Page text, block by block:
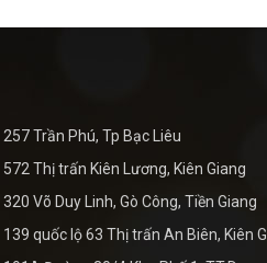
257 Trần Phú, Tp Bạc Liêu
572 Thị trấn Kiên Lương, Kiên Giang
320 Võ Duy Linh, Gò Công, Tiền Giang
139 quốc lộ 63 Thị trấn An Biên, Kiên